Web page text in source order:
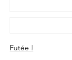
Futée !